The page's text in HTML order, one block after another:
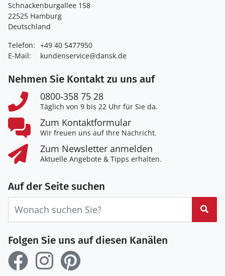
Schnackenburgallee 158
22525 Hamburg
Deutschland
Telefon: +49 40 5477950
E-Mail:
kundenservice@dansk.de
Nehmen Sie Kontakt zu uns auf
0800-358 75 28
Täglich von 9 bis 22 Uhr für Sie da.
Zum Kontaktformular
Wir freuen uns auf Ihre Nachricht.
Zum Newsletter anmelden
Aktuelle Angebote & Tipps erhalten.
Auf der Seite suchen
Folgen Sie uns auf diesen Kanälen